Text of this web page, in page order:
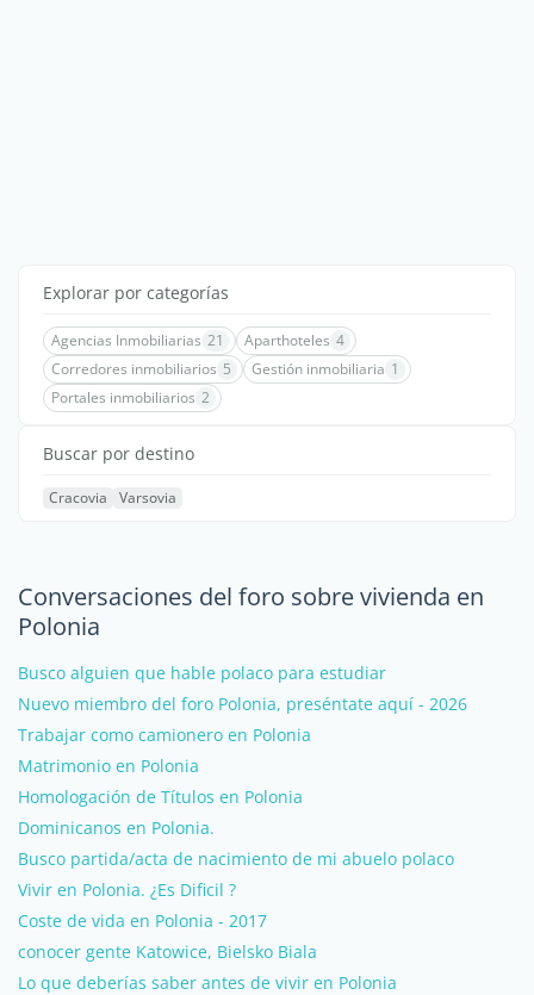
Explorar por categorías
Agencias Inmobiliarias 21 Aparthoteles 4
Corredores inmobiliarios 5 Gestión inmobiliaria 1
Portales inmobiliarios 2
Buscar por destino
Cracovia Varsovia
Conversaciones del foro sobre vivienda en
Polonia
Busco alguien que hable polaco para estudiar
Nuevo miembro del foro Polonia, preséntate aquí - 2026
Trabajar como camionero en Polonia
Matrimonio en Polonia
Homologación de Títulos en Polonia
Dominicanos en Polonia.
Busco partida/acta de nacimiento de mi abuelo polaco
Vivir en Polonia. ¿Es Dificil ?
Coste de vida en Polonia - 2017
conocer gente Katowice, Bielsko Biala
Lo que deberías saber antes de vivir en Polonia